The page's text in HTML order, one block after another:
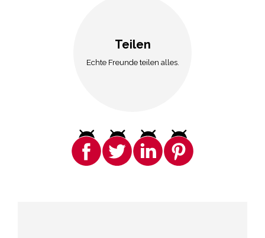
Teilen
Echte Freunde teilen alles.